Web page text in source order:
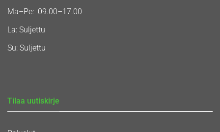
Ma–Pe: 09.00–17.00
La: Suljettu
Su: Suljettu
Tilaa uutiskirje